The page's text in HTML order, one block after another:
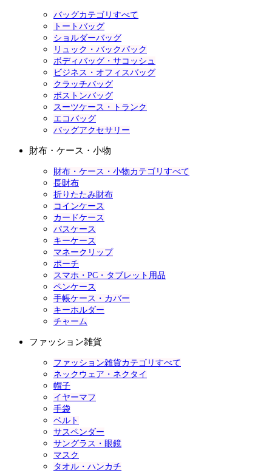
バッグカテゴリすべて
トートバッグ
ショルダーバッグ
リュック・バックパック
ボディバッグ・サコッシュ
ビジネス・オフィスバッグ
クラッチバッグ
ボストンバッグ
スーツケース・トランク
エコバッグ
バッグアクセサリー
財布・ケース・小物
財布・ケース・小物カテゴリすべて
長財布
折りたたみ財布
コインケース
カードケース
パスケース
キーケース
マネークリップ
ポーチ
スマホ・PC・タブレット用品
ペンケース
手帳ケース・カバー
キーホルダー
チャーム
ファッション雑貨
ファッション雑貨カテゴリすべて
ネックウェア・ネクタイ
帽子
イヤーマフ
手袋
ベルト
サスペンダー
サングラス・眼鏡
マスク
タオル・ハンカチ